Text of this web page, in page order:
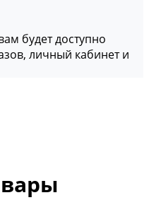
будет доступно
личный кабинет и